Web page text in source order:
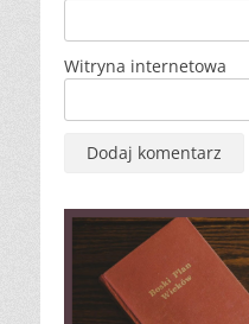
Witryna internetowa